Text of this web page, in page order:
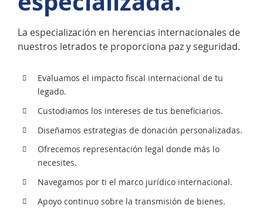
La especialización en herencias internacionales de
nuestros letrados te proporciona paz y seguridad.
Evaluamos el impacto fiscal internacional de tu
legado.
Custodiamos los intereses de tus beneficiarios.
Diseñamos estrategias de donación personalizadas.
Ofrecemos representación legal donde más lo
necesites.
Navegamos por ti el marco jurídico internacional.
Apoyo continuo sobre la transmisión de bienes.